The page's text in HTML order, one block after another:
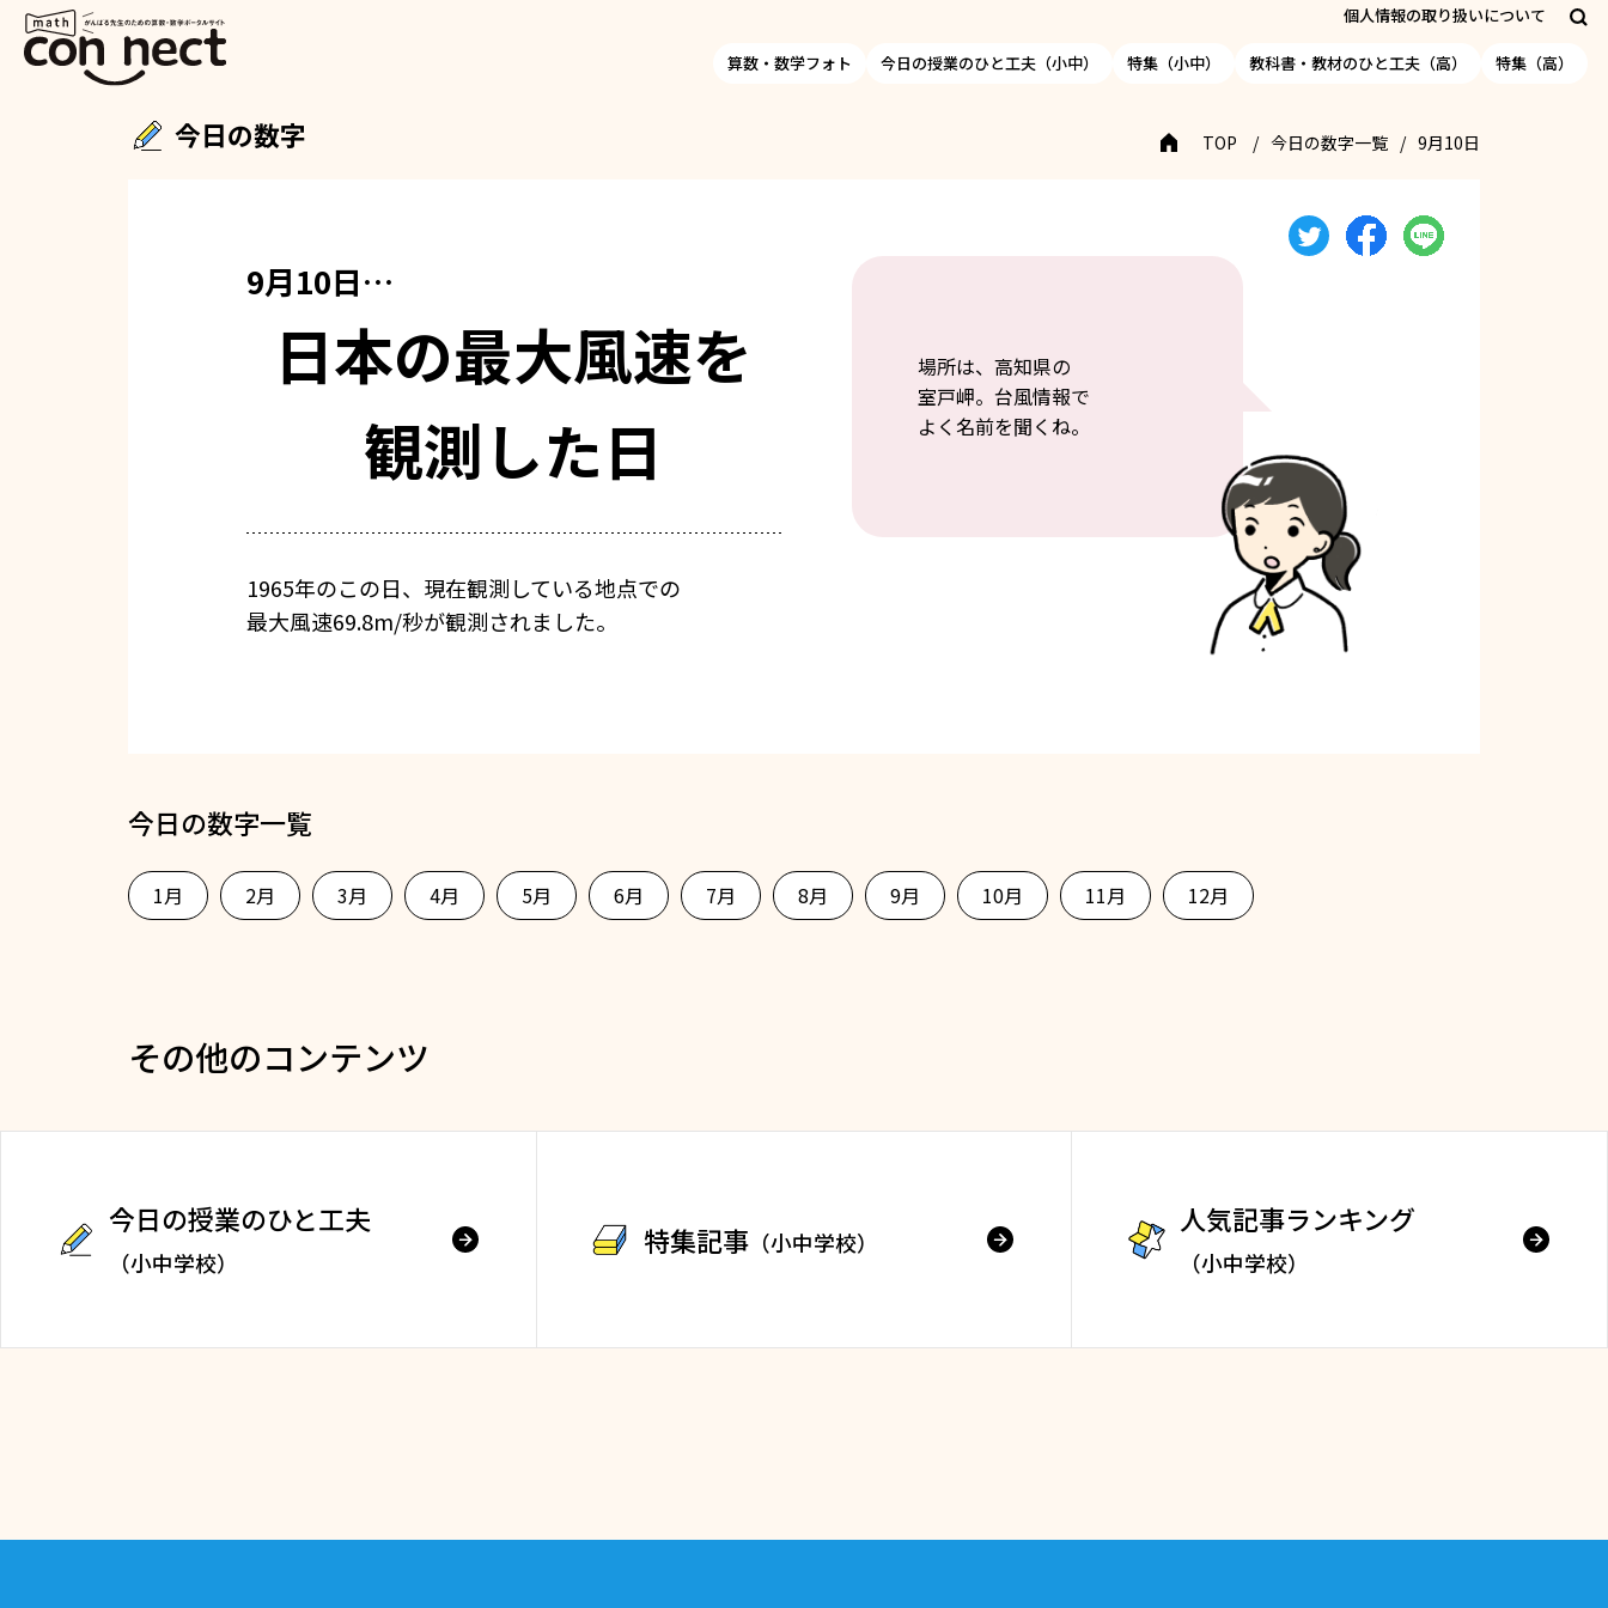
個人情報の取り扱いについて
算数・数学フォト 今日の授業のひと工夫（小中） 特集（小中） 教科書・教材のひと工夫（高） 特集（高）
今日の数字 TOP 今日の数字一覧 9月10日
9月10日…
日本の最大風速を
観測した日
1965年のこの日、現在観測している地点での
最大風速69.8m/秒が観測されました。
場所は、高知県の
室戸岬。台風情報で
よく名前を聞くね。
今日の数字一覧
1月 2月 3月 4月 5月 6月 7月 8月 9月 10月 11月 12月
その他のコンテンツ
今日の授業のひと工夫
（小中学校）
特集記事 （小中学校）
人気記事ランキング
（小中学校）